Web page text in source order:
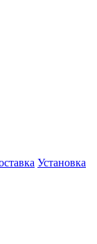
Установка